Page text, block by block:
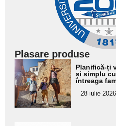
Plasare produse
Adaugă
aici textul
pentru
subtitlu
Planifică-ți
și simplu
întreaga
28 iulie 2026